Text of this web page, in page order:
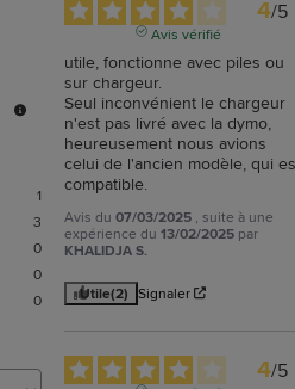
1
3
0
0
0
4/5
Avis vérifié
utile, fonctionne avec piles ou
sur chargeur.
Seul inconvénient le chargeur
n'est pas livré avec la dymo,
heureusement nous avions
celui de l'ancien modèle, qui
compatible.
Avis du07/03/2025 , suite à une
expérience du13/02/2025 par
KHALIDJA S.
Utile(2) Signaler
4/5